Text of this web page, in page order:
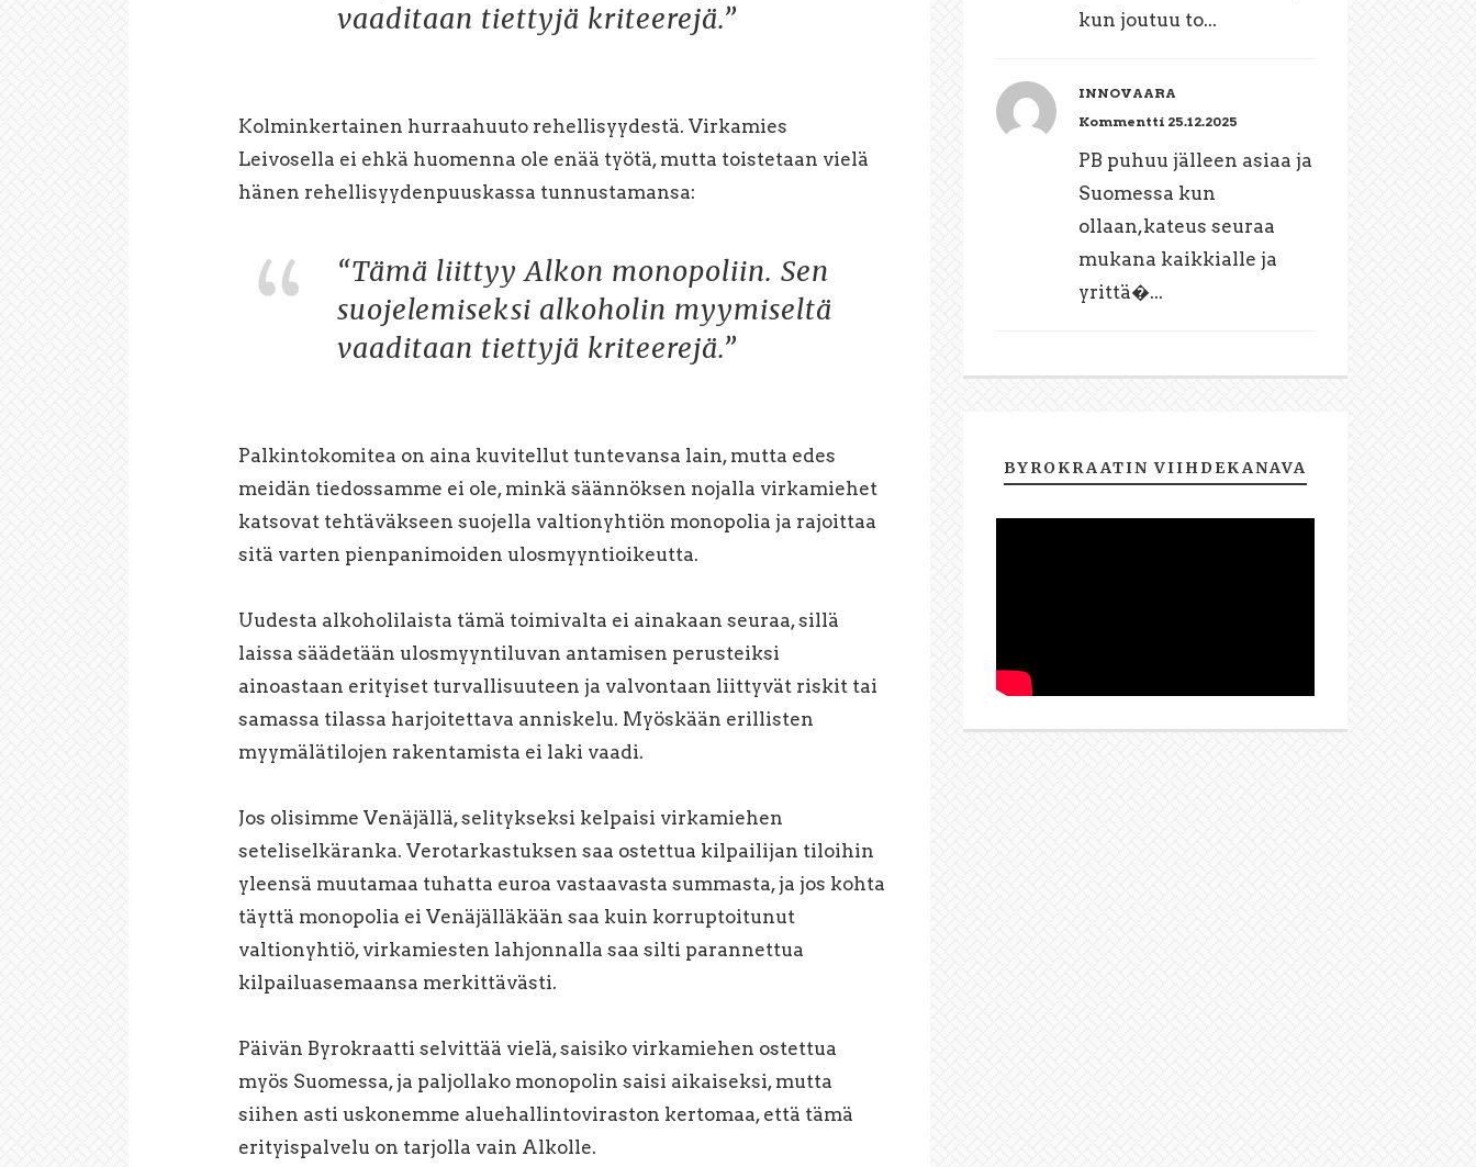
vaaditaan tiettyjä kriteerejä.”
Kolminkertainen hurraahuuto rehellisyydestä. Virkamies
Leivosella ei ehkä huomenna ole enää työtä, mutta toistetaan vielä
hänen rehellisyydenpuuskassa tunnustamansa:
“Tämä liittyy Alkon monopoliin. Sen
suojelemiseksi alkoholin myymiseltä
vaaditaan tiettyjä kriteerejä.”
Palkintokomitea on aina kuvitellut tuntevansa lain, mutta edes
meidän tiedossamme ei ole, minkä säännöksen nojalla virkamiehet
katsovat tehtäväkseen suojella valtionyhtiön monopolia ja rajoittaa
sitä varten pienpanimoiden ulosmyyntioikeutta.
Uudesta alkoholilaista tämä toimivalta ei ainakaan seuraa, sillä
laissa säädetään ulosmyyntiluvan antamisen perusteiksi
ainoastaan erityiset turvallisuuteen ja valvontaan liittyvät riskit tai
samassa tilassa harjoitettava anniskelu. Myöskään erillisten
myymälätilojen rakentamista ei laki vaadi.
Jos olisimme Venäjällä, selitykseksi kelpaisi virkamiehen
seteliselkäranka. Verotarkastuksen saa ostettua kilpailijan tiloihin
yleensä muutamaa tuhatta euroa vastaavasta summasta, ja jos kohta
täyttä monopolia ei Venäjälläkään saa kuin korruptoitunut
valtionyhtiö, virkamiesten lahjonnalla saa silti parannettua
kilpailuasemaansa merkittävästi.
Päivän Byrokraatti selvittää vielä, saisiko virkamiehen ostettua
myös Suomessa, ja paljollako monopolin saisi aikaiseksi, mutta
siihen asti uskonemme aluehallintoviraston kertomaa, että tämä
erityispalvelu on tarjolla vain Alkolle.
kun joutuu to...
INNOVAARA
Kommentti 25.12.2025
PB puhuu jälleen asiaa ja
Suomessa kun
ollaan,kateus seuraa
mukana kaikkialle ja
yrittä�...
BYROKRAATIN VIIHDEKANAVA